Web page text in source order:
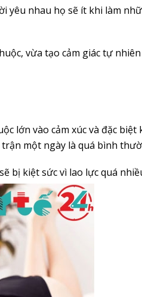
nhau họ sẽ ít khi làm
vừa tạo cảm giác tự nhiên
lớn vào cảm xúc và đặc
một ngày là quá bình
bị kiệt sức vì lao lực quá